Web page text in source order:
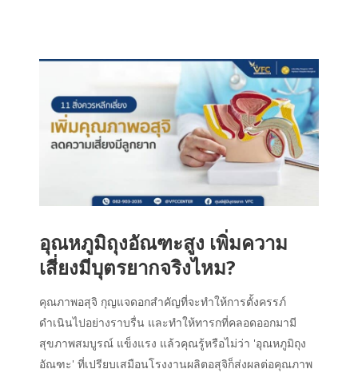
อุณหภูมิถุงอัณฑะสูง เพิ่มความ
เสี่ยงมีบุตรยากจริงไหม?
คุณภาพอสุจิ กุญแจดอกสำคัญที่จะทำให้การตั้งครรภ์
ดำเนินไปอย่างราบรื่น และทำให้ทารกที่คลอดออกมามี
สุขภาพสมบูรณ์ แข็งแรง แล้วคุณรู้หรือไม่ว่า 'อุณหภูมิถุง
อัณฑะ' ที่เปรียบเสมือนโรงงานผลิตอสุจิก็ส่งผลต่อคุณภาพ